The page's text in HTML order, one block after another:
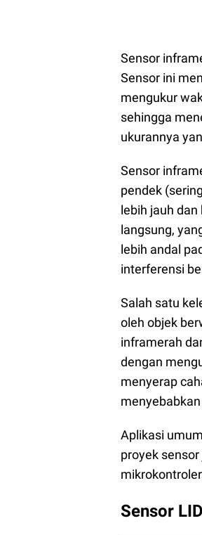
Sensor
Sensor ini
mengukur
sehingga
ukurannya
Sensor
pendek
lebih jauh
langsung,
lebih andal
interferensi
Salah satu
oleh objek
inframerah
dengan
menyerap
Aplikasi
proyek
Sensor